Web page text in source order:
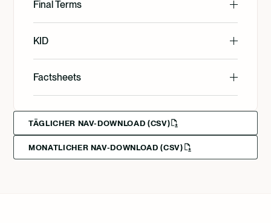
English
Final Terms
English
Deutsch
KID
English
Svenska
Deutsch
Factsheets
English
TÄGLICHER NAV-DOWNLOAD (CSV)
MONATLICHER NAV-DOWNLOAD (CSV)